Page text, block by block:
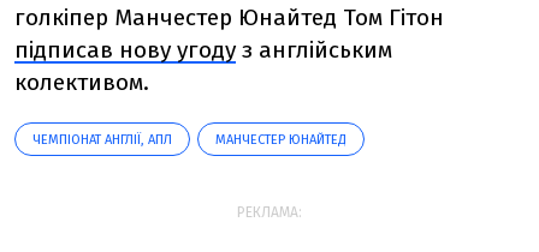
голкіпер Манчестер Юнайтед Том Гітон
підписав нову угоду з англійським
колективом.
ЧЕМПІОНАТ АНГЛІЇ, АПЛ МАНЧЕСТЕР ЮНАЙТЕД
РЕКЛАМА: